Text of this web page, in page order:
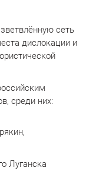
сеть
дислокации и
среди них:
Луганска